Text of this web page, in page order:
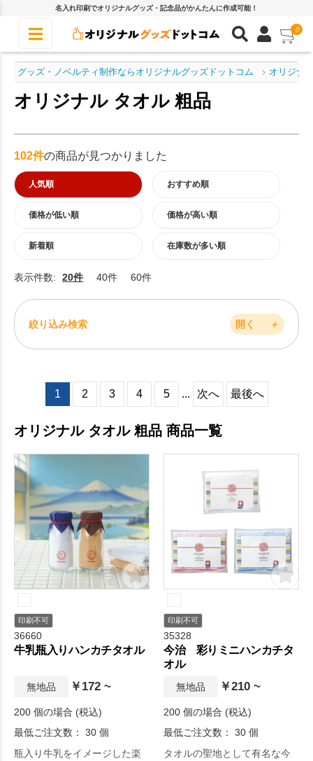
名入れ印刷でオリジナルグッズ・記念品がかんたんに作成可能！
0
グッズ・ノベルティ制作ならオリジナルグッズドットコム オリジナ
オリジナル タオル 粗品
102件の商品が見つかりました
人気順 おすすめ順
価格が低い順 価格が高い順
新着順 在庫数が多い順
表示件数: 20件 40件 60件
絞り込み検索 開く ＋
1 2 3 4 5 ... 次へ 最後へ
オリジナル タオル 粗品 商品一覧
印刷不可
36660
牛乳瓶入りハンカチタオル
無地品 ￥172 ~
200 個の場合 (税込)
最低ご注文数： 30 個
瓶入り牛乳をイメージした楽
印刷不可
35328
今治 彩りミニハンカチタ
オル
無地品 ￥210 ~
200 個の場合 (税込)
最低ご注文数： 30 個
タオルの聖地として有名な今